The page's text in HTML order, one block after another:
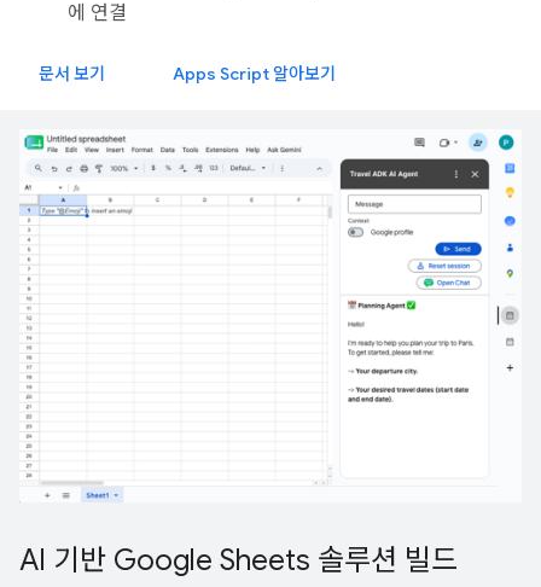
에 연결
문서 보기 Apps Script 알아보기
AI 기반 Google Sheets 솔루션 빌드